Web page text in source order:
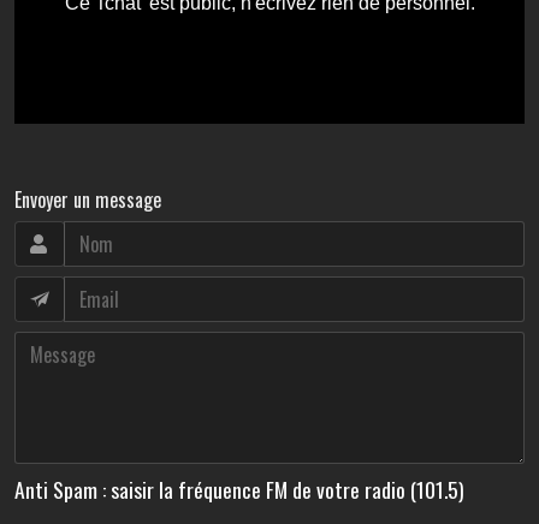
Envoyer un message
Anti Spam : saisir la fréquence FM de votre radio (101.5)